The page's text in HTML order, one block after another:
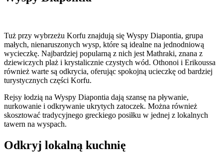
Tuż przy wybrzeżu Korfu znajdują się Wyspy Diapontia, grupa
małych, nienaruszonych wysp, które są idealne na jednodniową
wycieczkę. Najbardziej popularną z nich jest Mathraki, znana z
dziewiczych plaż i krystalicznie czystych wód. Othonoi i Erikoussa
również warte są odkrycia, oferując spokojną ucieczkę od bardziej
turystycznych części Korfu.
Rejsy łodzią na Wyspy Diapontia dają szansę na pływanie,
nurkowanie i odkrywanie ukrytych zatoczek. Można również
skosztować tradycyjnego greckiego posiłku w jednej z lokalnych
tawern na wyspach.
Odkryj lokalną kuchnię